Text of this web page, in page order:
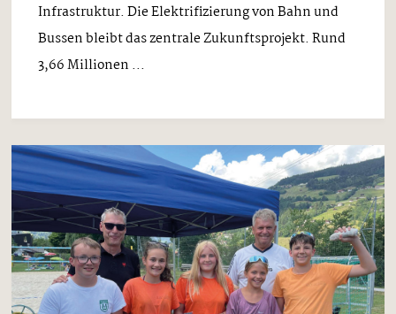
Infrastruktur. Die Elektrifizierung von Bahn und
Bussen bleibt das zentrale Zukunftsprojekt. Rund
3,66 Millionen ...